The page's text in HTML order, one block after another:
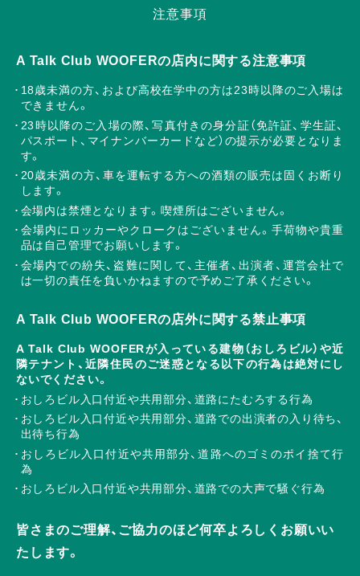
注意事項
A Talk Club WOOFERの店内に関する注意事項
18歳未満の方、および高校在学中の方は23時以降のご入場は
できません。
23時以降のご入場の際、写真付きの身分証（免許証、学生証、
パスポート、マイナンバーカードなど）の提示が必要となりま
す。
20歳未満の方、車を運転する方への酒類の販売は固くお断り
します。
会場内は禁煙となります。喫煙所はございません。
会場内にロッカーやクロークはございません。手荷物や貴重
品は自己管理でお願いします。
会場内での紛失、盗難に関して、主催者、出演者、運営会社で
は一切の責任を負いかねますので予めご了承ください。
A Talk Club WOOFERの店外に関する禁止事項
A Talk Club WOOFERが入っている建物（おしろビル）や近
隣テナント、近隣住民のご迷惑となる以下の行為は絶対にし
ないでください。
おしろビル入口付近や共用部分、道路にたむろする行為
おしろビル入口付近や共用部分、道路での出演者の入り待ち、
出待ち行為
おしろビル入口付近や共用部分、道路へのゴミのポイ捨て行
為
おしろビル入口付近や共用部分、道路での大声で騒ぐ行為
皆さまのご理解、ご協力のほど何卒よろしくお願いい
たします。